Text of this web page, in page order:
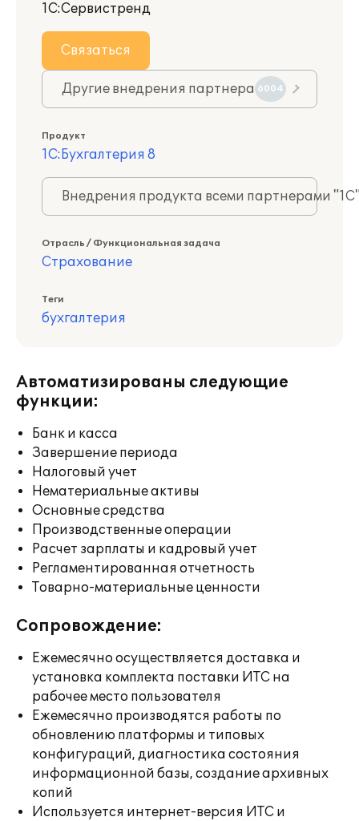
1С:Сервистренд
Связаться
Другие внедрения партнера 6004
Продукт
1С:Бухгалтерия 8
Внедрения продукта всеми партнерами
Отрасль / Функциональная задача
Страхование
Теги
бухгалтерия
Автоматизированы следующие
функции:
Банк и касса
Завершение периода
Налоговый учет
Нематериальные активы
Основные средства
Производственные операции
Расчет зарплаты и кадровый учет
Регламентированная отчетность
Товарно-материальные ценности
Сопровождение:
Ежемесячно осуществляется доставка и
установка комплекта поставки ИТС на
рабочее место пользователя
Ежемесячно производятся работы по
обновлению платформы и типовых
конфигураций, диагностика состояния
информационной базы, создание архивных
копий
Используется интернет-версия ИТС и